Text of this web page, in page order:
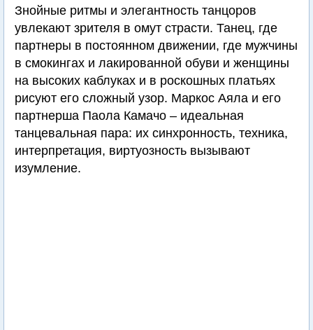
Знойные ритмы и элегантность танцоров
увлекают зрителя в омут страсти. Танец, где
партнеры в постоянном движении, где мужчины
в смокингах и лакированной обуви и женщины
на высоких каблуках и в роскошных платьях
рисуют его сложный узор. Маркос Аяла и его
партнерша Паола Камачо – идеальная
танцевальная пара: их синхронность, техника,
интерпретация, виртуозность вызывают
изумление.